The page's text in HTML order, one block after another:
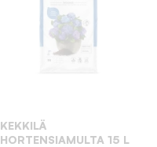
KEKKILÄ
HORTENSIAMULTA 15 L